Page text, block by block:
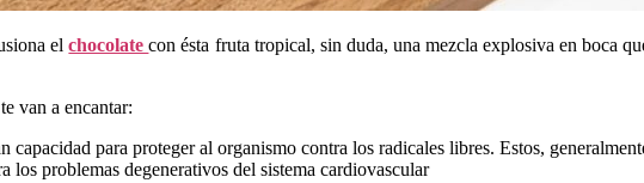
elchocolatecon ésta fruta tropical, sin duda, una mezcla explosiva en boca
van a encantar:
capacidad para proteger al organismo contra los radicales libres. Estos,
los problemas degenerativos del sistema cardiovascular